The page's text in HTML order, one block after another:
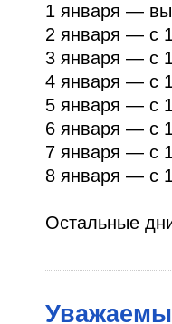
1 января —
2 января — с
3 января — с
4 января — с
5 января — с
6 января — с
7 января — с
8 января — с
Остальные